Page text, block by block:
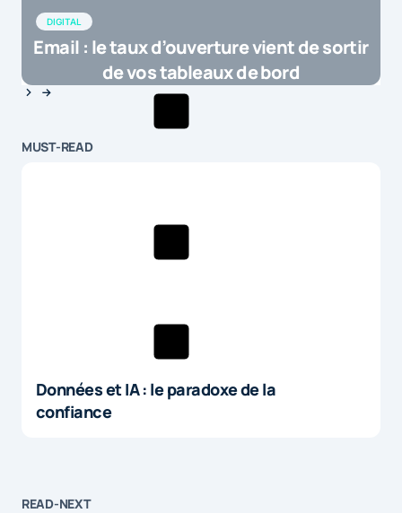
DIGITAL
Email : le taux d’ouverture vient de sortir
de vos tableaux de bord
MUST-READ
Données et IA : le paradoxe de la
confiance
READ-NEXT